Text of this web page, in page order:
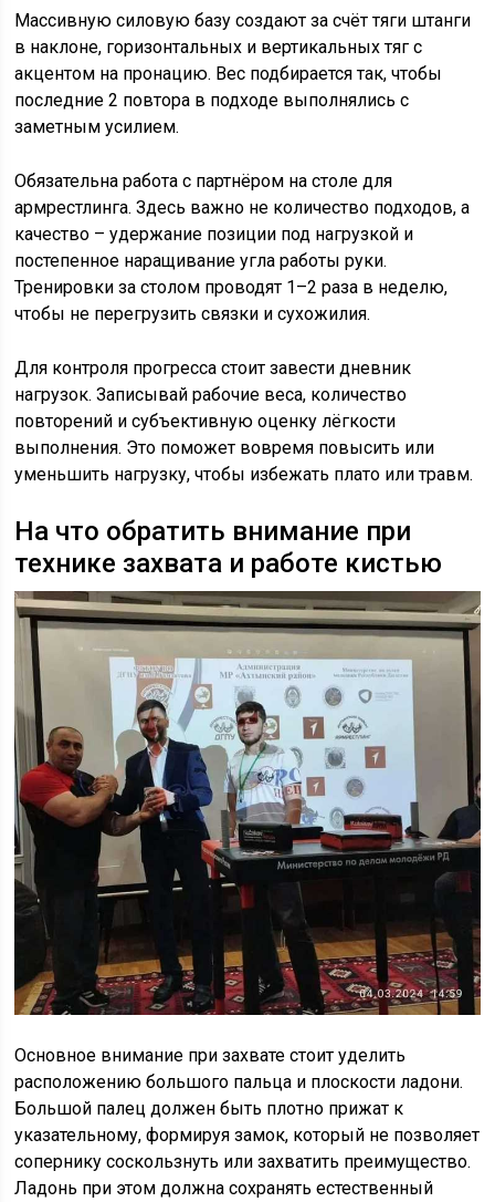
Массивную силовую базу создают за счёт тяги штанги
в наклоне, горизонтальных и вертикальных тяг с
акцентом на пронацию. Вес подбирается так, чтобы
последние 2 повтора в подходе выполнялись с
заметным усилием.
Обязательна работа с партнёром на столе для
армрестлинга. Здесь важно не количество подходов, а
качество – удержание позиции под нагрузкой и
постепенное наращивание угла работы руки.
Тренировки за столом проводят 1–2 раза в неделю,
чтобы не перегрузить связки и сухожилия.
Для контроля прогресса стоит завести дневник
нагрузок. Записывай рабочие веса, количество
повторений и субъективную оценку лёгкости
выполнения. Это поможет вовремя повысить или
уменьшить нагрузку, чтобы избежать плато или травм.
На что обратить внимание при
технике захвата и работе кистью
Основное внимание при захвате стоит уделить
расположению большого пальца и плоскости ладони.
Большой палец должен быть плотно прижат к
указательному, формируя замок, который не позволяет
сопернику соскользнуть или захватить преимущество.
Ладонь при этом должна сохранять естественный